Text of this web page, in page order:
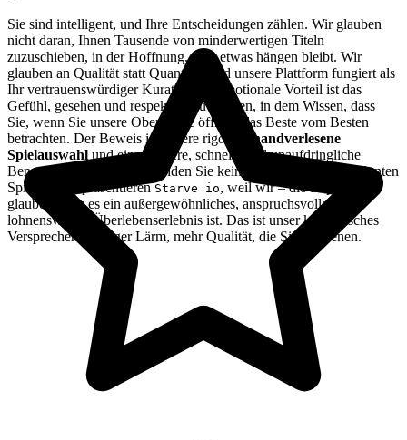
Sie sind intelligent, und Ihre Entscheidungen zählen. Wir glauben
nicht daran, Ihnen Tausende von minderwertigen Titeln
zuzuschieben, in der Hoffnung, dass etwas hängen bleibt. Wir
glauben an Qualität statt Quantität, und unsere Plattform fungiert als
Ihr vertrauenswürdiger Kurator. Der emotionale Vorteil ist das
Gefühl, gesehen und respektiert zu werden, in dem Wissen, dass
Sie, wenn Sie unsere Oberfläche öffnen, das Beste vom Besten
betrachten. Der Beweis ist unsere rigorose
handverlesene
Spielauswahl und eine saubere, schnelle und unaufdringliche
Benutzeroberfläche. Hier finden Sie keine Tausenden von geklonten
Spielen. Wir präsentierenStarve io, weil wir – die Experten –
glauben, dass es ein außergewöhnliches, anspruchsvolles und
lohnenswertes Überlebenserlebnis ist. Das ist unser kuratorisches
Versprechen: weniger Lärm, mehr Qualität, die Sie verdienen.